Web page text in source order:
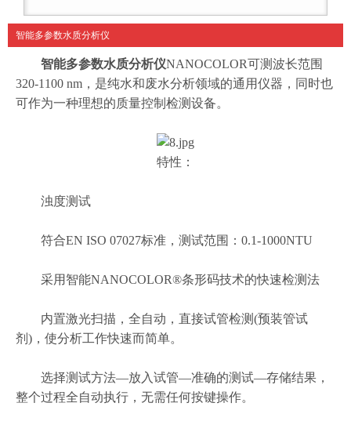
智能多参数水质分析仪
智能多参数水质分析仪NANOCOLOR可测波长范围
320-1100 nm，是纯水和废水分析领域的通用仪器，同时也
可作为一种理想的质量控制检测设备。
特性：
浊度测试
符合EN ISO 07027标准，测试范围：0.1-1000NTU
采用智能NANOCOLOR®条形码技术的快速检测法
内置激光扫描，全自动，直接试管检测(预装管试
剂)，使分析工作快速而简单。
选择测试方法—放入试管—准确的测试—存储结果，
整个过程全自动执行，无需任何按键操作。